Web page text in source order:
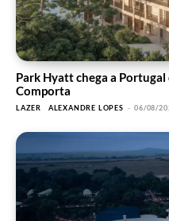
Park Hyatt chega a
Comporta
LAZER ALEXANDRE LOPES - 06/08/